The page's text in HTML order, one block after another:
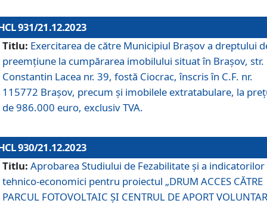
931/21.12.2023
Titlu: Exercitarea de către Municipiul Brașov a dreptului
preemțiune la cumpărarea imobilului situat în Brașov, str.
Constantin Lacea nr. 39, fostă Ciocrac, înscris în C.F. nr.
115772 Brașov, precum și imobilele extratabulare, la
de 986.000 euro, exclusiv TVA.
930/21.12.2023
Titlu: Aprobarea Studiului de Fezabilitate și a indicatorilor
tehnico-economici pentru proiectul „DRUM ACCES CĂTRE
PARCUL FOTOVOLTAIC ȘI CENTRUL DE APORT